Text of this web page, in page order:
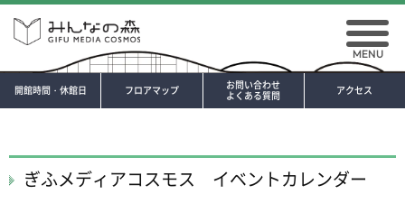
アクセス
開館時間・休館日 フロアマップ
お問い合わせ
よくある質問
MENU
ぎふメディアコスモス イベントカレンダー